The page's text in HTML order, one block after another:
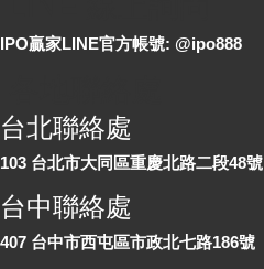
IPO贏家LINE官方帳號: @ipo888
台北聯絡處
103 台北市大同區重慶北路二段48號
台中聯絡處
407 台中市西屯區市政北七路186號